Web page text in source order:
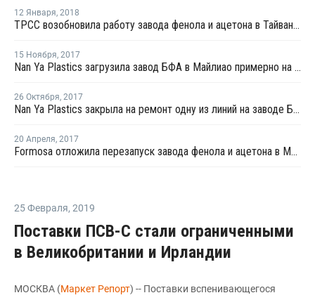
12 Января, 2018
TPCC возобновила работу завода фенола и ацетона в Тайване после ремонта
15 Ноября, 2017
Nan Ya Plastics загрузила завод БФА в Майлиао примерно на 80%
26 Октября, 2017
Nan Ya Plastics закрыла на ремонт одну из линий на заводе БФА в Майлиао
20 Апреля, 2017
Formosa отложила перезапуск завода фенола и ацетона в Майлиао до следующей недели
25 Февраля, 2019
Поставки ПСВ-С стали ограниченными
в Великобритании и Ирландии
МОСКВА (Маркет Репорт) -- Поставки вспенивающегося